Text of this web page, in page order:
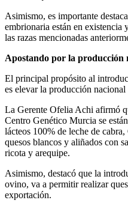
Asimismo, es importante
embrionaria están en existencia
las razas mencionadas
Apostando por la producción
El principal propósito al
es elevar la producción
La Gerente Ofelia Achi afirmó
Centro Genético Murcia se
lácteos 100% de leche de
quesos blancos y aliñados con
ricota y arequipe.
Asimismo, destacó que la
ovino, va a permitir realizar
exportación.